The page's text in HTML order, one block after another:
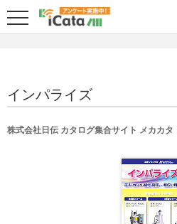
インパライズ
株式会社日伝 カタログ集合サイト メカカタ